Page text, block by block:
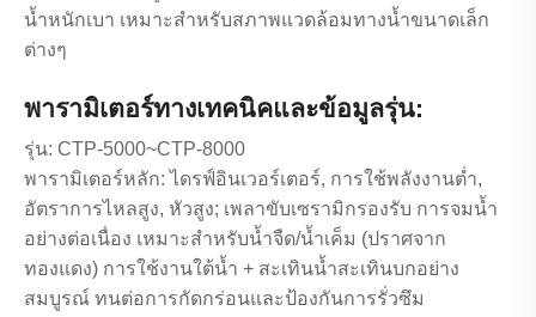
น้ำหนักเบา เหมาะสำหรับสภาพแวดล้อมทางน้ำขนาดเล็ก
ต่างๆ
พารามิเตอร์ทางเทคนิคและข้อมูลรุ่น:
รุ่น: CTP-5000~CTP-8000
พารามิเตอร์หลัก: ไดรฟ์อินเวอร์เตอร์, การใช้พลังงานต่ำ,
อัตราการไหลสูง, หัวสูง; เพลาขับเซรามิกรองรับ การจมน้ำ
อย่างต่อเนื่อง เหมาะสำหรับน้ำจืด/น้ำเค็ม (ปราศจาก
ทองแดง) การใช้งานใต้น้ำ + สะเทินน้ำสะเทินบกอย่าง
สมบูรณ์ ทนต่อการกัดกร่อนและป้องกันการรั่วซึม